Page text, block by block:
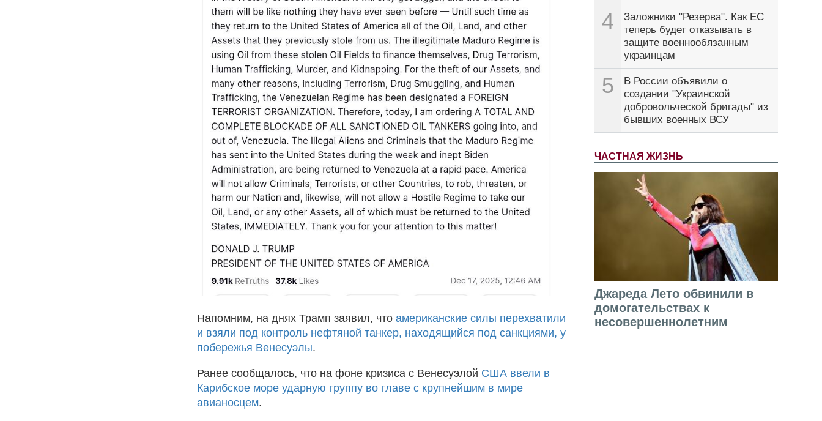
4
Заложники "Резерва". Как ЕС
теперь будет отказывать в
защите военнообязанным
украинцам
5
В России объявили о
создании "Украинской
добровольческой бригады" из
бывших военных ВСУ
ЧАСТНАЯ ЖИЗНЬ
Джареда Лето обвинили в
домогательствах к
несовершеннолетним
Напомним, на днях Трамп заявил, что американские силы перехватили
и взяли под контроль нефтяной танкер, находящийся под санкциями, у
побережья Венесуэлы.
Ранее сообщалось, что на фоне кризиса с Венесуэлой США ввели в
Карибское море ударную группу во главе с крупнейшим в мире
авианосцем.